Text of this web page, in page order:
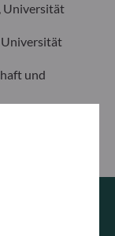
Universität
Universität
und